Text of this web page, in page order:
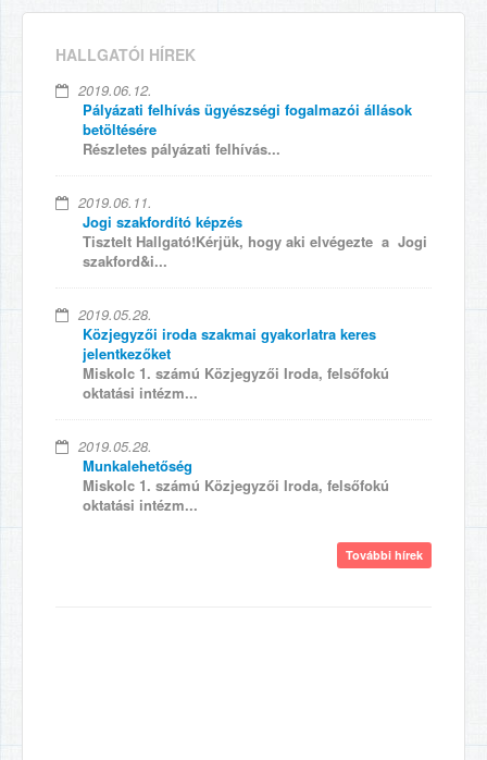
HALLGATÓI HÍREK
2019.06.12.
Pályázati felhívás ügyészségi fogalmazói állások
betöltésére
Részletes pályázati felhívás...
2019.06.11.
Jogi szakfordító képzés
Tisztelt Hallgató!Kérjük, hogy aki elvégezte a Jogi
szakford&i...
2019.05.28.
Közjegyzői iroda szakmai gyakorlatra keres
jelentkezőket
Miskolc 1. számú Közjegyzői Iroda, felsőfokú
oktatási intézm...
2019.05.28.
Munkalehetőség
Miskolc 1. számú Közjegyzői Iroda, felsőfokú
oktatási intézm...
További hírek